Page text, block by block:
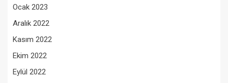
Ocak 2023
Aralık 2022
Kasım 2022
Ekim 2022
Eylül 2022